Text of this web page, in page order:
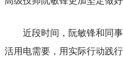
近段时间，阮敏锋和同事
活用电需要，用实际行动践